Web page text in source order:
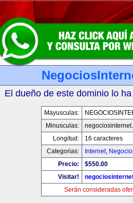
El dueño de este dominio lo
Mayusculas:
Minusculas:
Longitud:
16 caracteres
Categorias:
Internet,
Precio:
$550.00
Visitar!
Serán consideradas